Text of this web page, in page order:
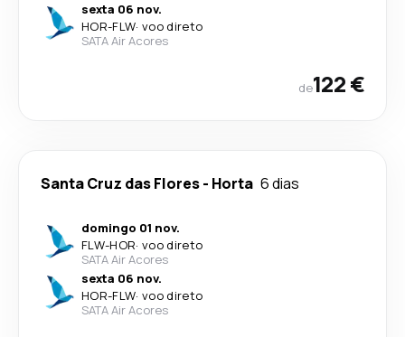
sexta 06 nov.
HOR-FLW· voo direto
SATA Air Acores
de122 €
Santa Cruz das Flores- Horta 6 dias
domingo 01 nov.
FLW-HOR· voo direto
SATA Air Acores
sexta 06 nov.
HOR-FLW· voo direto
SATA Air Acores